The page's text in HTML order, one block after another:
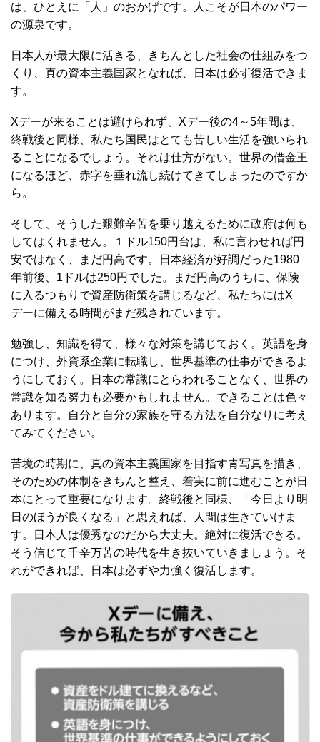
は、ひとえに「人」のおかげです。人こそが日本のパワー
の源泉です。
日本人が最大限に活きる、きちんとした社会の仕組みをつ
くり、真の資本主義国家となれば、日本は必ず復活できま
す。
Xデーが来ることは避けられず、Xデー後の4～5年間は、
終戦後と同様、私たち国民はとても苦しい生活を強いられ
ることになるでしょう。それは仕方がない。世界の借金王
になるほど、赤字を垂れ流し続けてきてしまったのですか
ら。
そして、そうした艱難辛苦を乗り越えるために政府は何も
してはくれません。１ドル150円台は、私に言わせれば円
安ではなく、まだ円高です。日本経済が好調だった1980
年前後、1ドルは250円でした。まだ円高のうちに、保険
に入るつもりで資産防衛策を講じるなど、私たちにはX
デーに備える時間がまだ残されています。
勉強し、知識を得て、様々な対策を講じておく。英語を身
につけ、外資系企業に転職し、世界基準の仕事ができるよ
うにしておく。日本の常識にとらわれることなく、世界の
常識を知る努力も必要かもしれません。できることは色々
あります。自分と自分の家族を守る方法を自分なりに考え
てみてください。
苦境の時期に、真の資本主義国家を目指す青写真を描き、
そのための体制をきちんと整え、着実に前に進むことが日
本にとって重要になります。終戦後と同様、「今日より明
日のほうが良くなる」と思えれば、人間は生きていけま
す。日本人は優秀なのだから大丈夫。絶対に復活できる。
そう信じて千辛万苦の時代を生き抜いていきましょう。そ
れができれば、日本は必ずや力強く復活します。